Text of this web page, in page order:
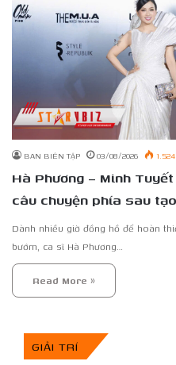
BAN BIÊN TẬP 03/08/2026 1.524
Hà Phương – Minh
câu chuyện phía sau tạo
Dành nhiều giờ đồng hồ để hoàn
bướm, ca sĩ Hà Phương…
Read More »
GIẢI TRÍ